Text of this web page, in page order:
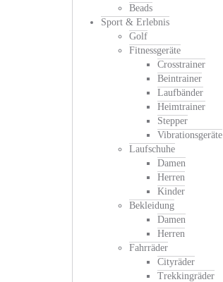
Beads
Sport & Erlebnis
Golf
Fitnessgeräte
Crosstrainer
Beintrainer
Laufbänder
Heimtrainer
Stepper
Vibrationsgeräte
Laufschuhe
Damen
Herren
Kinder
Bekleidung
Damen
Herren
Fahrräder
Cityräder
Trekkingräder